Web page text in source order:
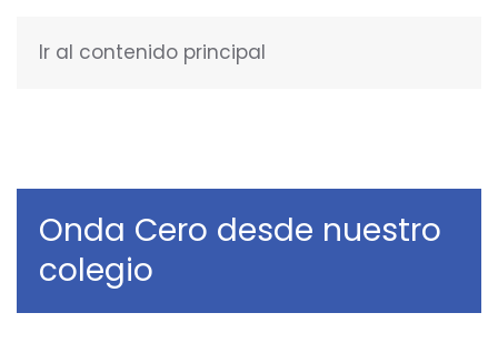
Ir al contenido principal
Onda Cero desde nuestro
colegio